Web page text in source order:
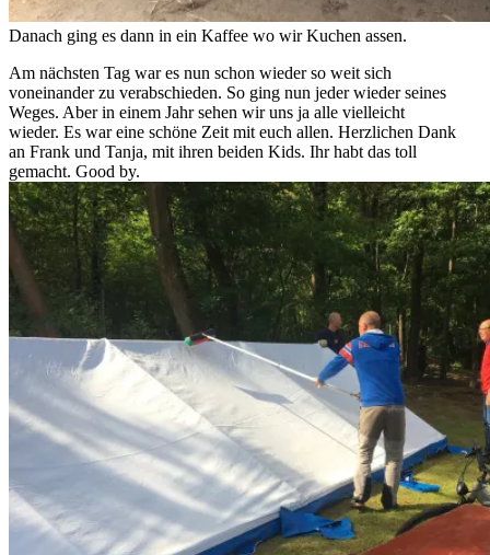
Danach ging es dann in ein Kaffee wo wir Kuchen assen.
Am nächsten Tag war es nun schon wieder so weit sich
voneinander zu verabschieden. So ging nun jeder wieder seines
Weges. Aber in einem Jahr sehen wir uns ja alle vielleicht
wieder. Es war eine schöne Zeit mit euch allen. Herzlichen Dank
an Frank und Tanja, mit ihren beiden Kids. Ihr habt das toll
gemacht. Good by.